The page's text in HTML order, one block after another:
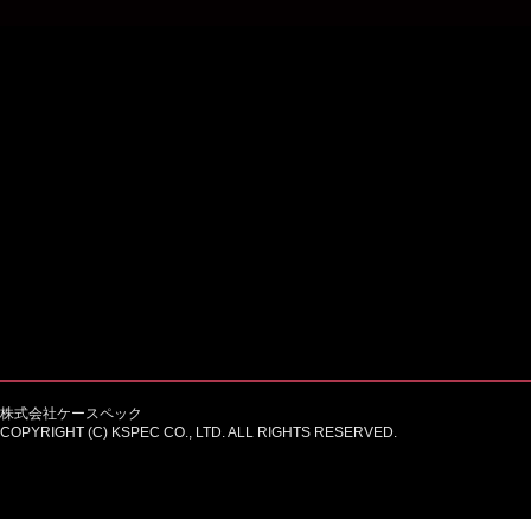
株式会社ケースペック
COPYRIGHT (C) KSPEC CO., LTD. ALL RIGHTS RESERVED.